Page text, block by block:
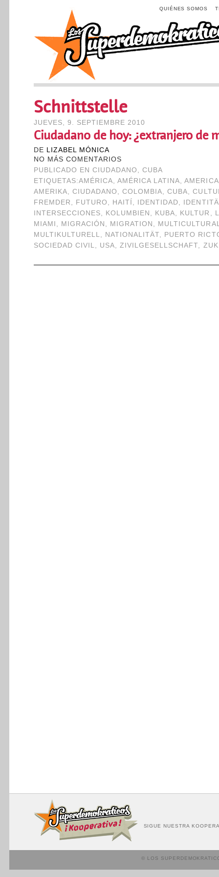
QUIÉNES SOMOS
Schnittstelle
JUEVES, 9. SEPTIEMBRE 2010
Ciudadano de hoy: ¿extranjero de
DE LIZABEL MÓNICA
NO MÁS COMENTARIOS
PUBLICADO EN CIUDADANO ,CUBA
ETIQUETAS:AMÉRICA, AMÉRICA LATINA,
AMERIKA, CIUDADANO ,COLOMBIA,CUBA,
FREMDER , FUTURO , HAITÍ , IDENTIDAD,
INTERSECCIONES, KOLUMBIEN , KUBA, KULTUR ,
MIAMI , MIGRACIÓN , MIGRATION ,
MULTIKULTURELL, NATIONALITÄT, PUERTO
SOCIEDAD CIVIL, USA,ZIVILGESELLSCHAFT,
SIGUE NUESTRA
© LOS